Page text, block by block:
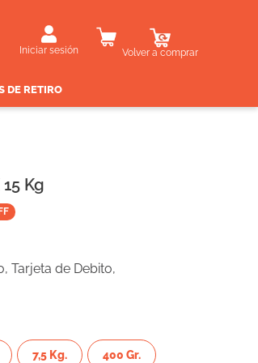
Iniciar sesión Volver a comprar
DE RETIRO
Kg
Tarjeta de Debito,
7,5 Kg. 400 Gr.